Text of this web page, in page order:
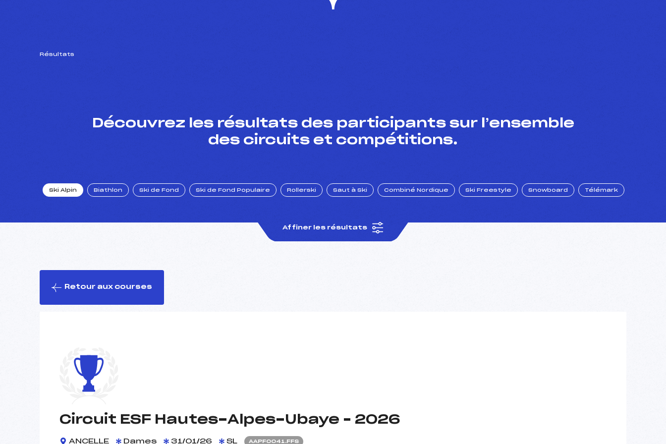
Résultats
Découvrez les résultats des participants sur l’ensemble
des circuits et compétitions.
Ski Alpin Biathlon Ski de Fond Ski de Fond Populaire Rollerski Saut à Ski Combiné Nordique Ski Freestyle Snowboard Télémark
Affiner les résultats
Retour aux courses
Circuit ESF Hautes-Alpes-Ubaye – 2026
ANCELLE Dames 31/01/26 SL AAPF0041.FFS